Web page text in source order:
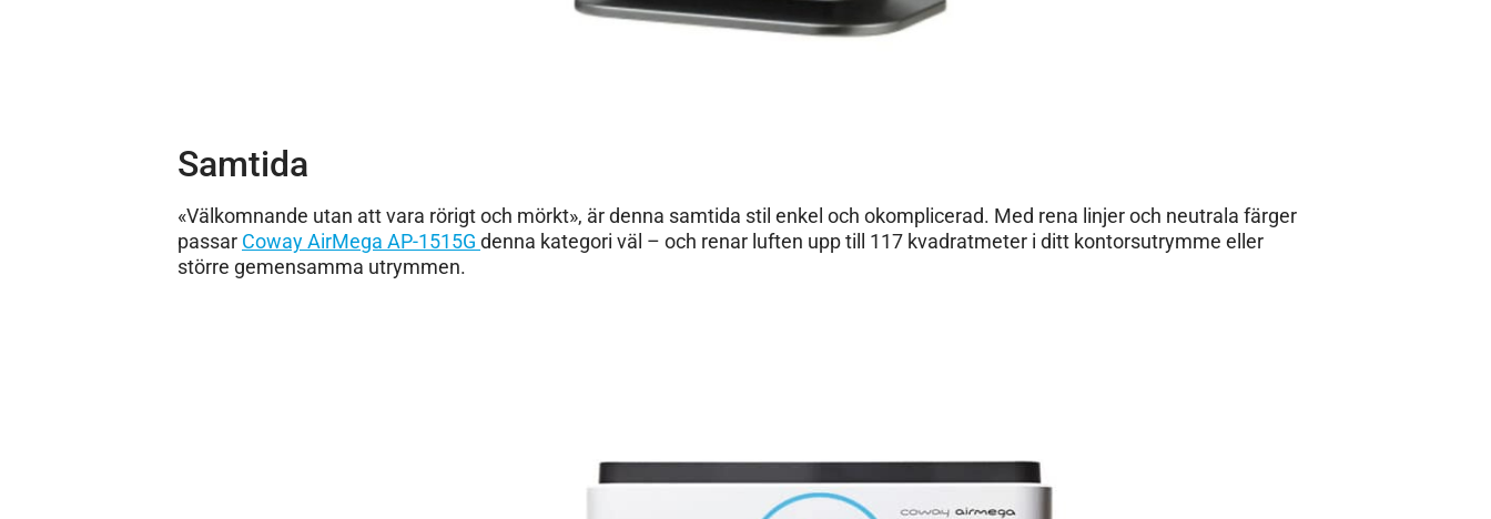
Samtida
«Välkomnande utan att vara rörigt och mörkt», är denna samtida stil enkel och okomplicerad. Med rena linjer och neutrala färger
passar Coway AirMega AP-1515G denna kategori väl – och renar luften upp till 117 kvadratmeter i ditt kontorsutrymme eller
större gemensamma utrymmen.